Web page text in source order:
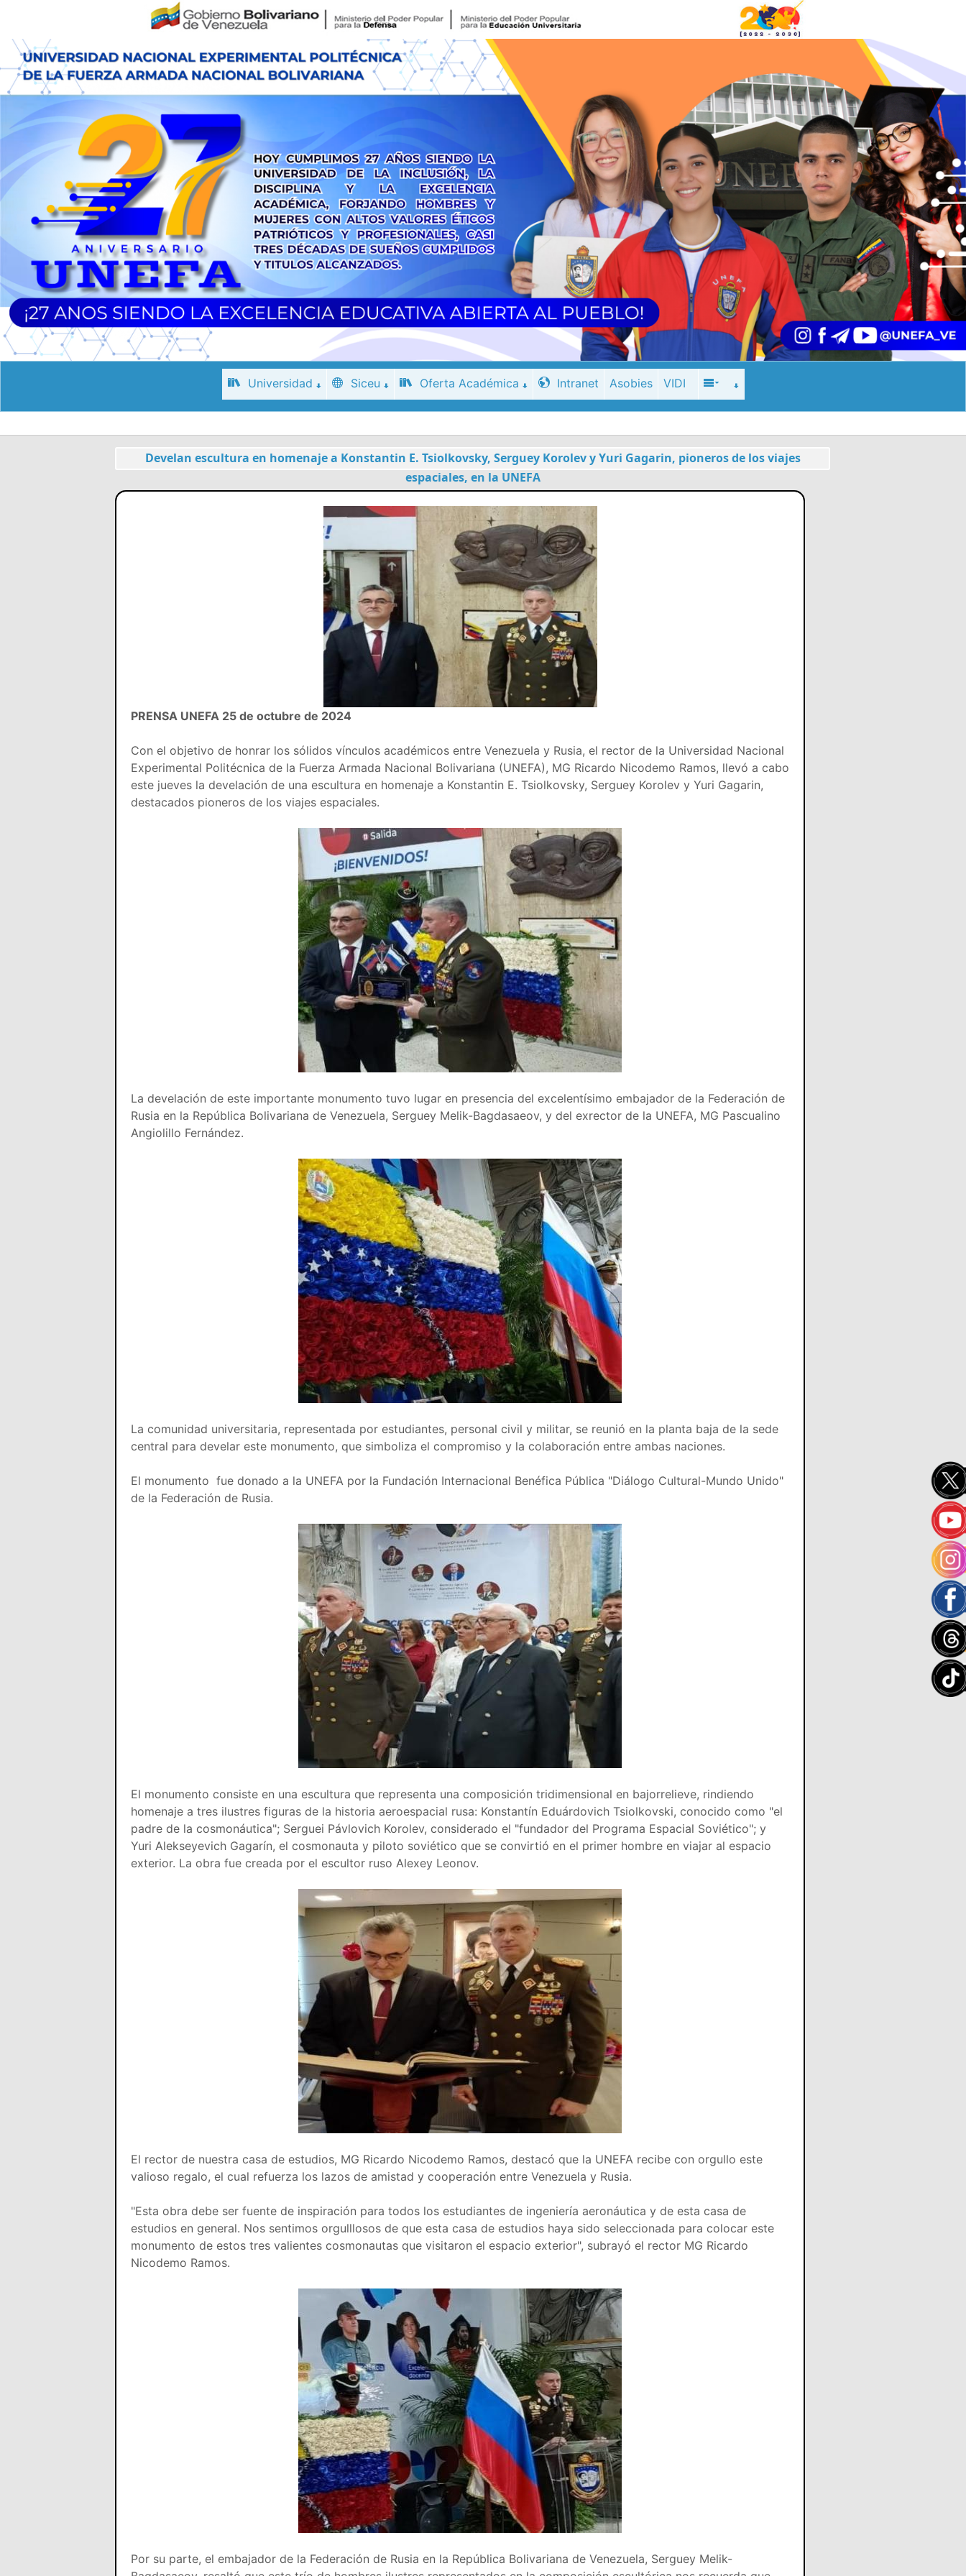
Universidad Siceu Oferta Académica Intranet Asobies VIDI
Develan escultura en homenaje a Konstantin E. Tsiolkovsky, Serguey Korolev y Yuri Gagarin, pioneros de los viajes
espaciales, en la UNEFA
PRENSA UNEFA 25 de octubre de 2024
Con el objetivo de honrar los sólidos vínculos académicos entre Venezuela y Rusia, el rector de la Universidad Nacional
Experimental Politécnica de la Fuerza Armada Nacional Bolivariana (UNEFA), MG Ricardo Nicodemo Ramos, llevó a cabo
este jueves la develación de una escultura en homenaje a Konstantin E. Tsiolkovsky, Serguey Korolev y Yuri Gagarin,
destacados pioneros de los viajes espaciales.
La develación de este importante monumento tuvo lugar en presencia del excelentísimo embajador de la Federación de
Rusia en la República Bolivariana de Venezuela, Serguey Melik-Bagdasaeov, y del exrector de la UNEFA, MG Pascualino
Angiolillo Fernández.
La comunidad universitaria, representada por estudiantes, personal civil y militar, se reunió en la planta baja de la sede
central para develar este monumento, que simboliza el compromiso y la colaboración entre ambas naciones.
El monumento fue donado a la UNEFA por la Fundación Internacional Benéfica Pública "Diálogo Cultural-Mundo Unido"
de la Federación de Rusia.
El monumento consiste en una escultura que representa una composición tridimensional en bajorrelieve, rindiendo
homenaje a tres ilustres figuras de la historia aeroespacial rusa: Konstantín Eduárdovich Tsiolkovski, conocido como "el
padre de la cosmonáutica"; Serguei Pávlovich Korolev, considerado el "fundador del Programa Espacial Soviético"; y
Yuri Alekseyevich Gagarín, el cosmonauta y piloto soviético que se convirtió en el primer hombre en viajar al espacio
exterior. La obra fue creada por el escultor ruso Alexey Leonov.
El rector de nuestra casa de estudios, MG Ricardo Nicodemo Ramos, destacó que la UNEFA recibe con orgullo este
valioso regalo, el cual refuerza los lazos de amistad y cooperación entre Venezuela y Rusia.
"Esta obra debe ser fuente de inspiración para todos los estudiantes de ingeniería aeronáutica y de esta casa de
estudios en general. Nos sentimos orgulllosos de que esta casa de estudios haya sido seleccionada para colocar este
monumento de estos tres valientes cosmonautas que visitaron el espacio exterior", subrayó el rector MG Ricardo
Nicodemo Ramos.
Por su parte, el embajador de la Federación de Rusia en la República Bolivariana de Venezuela, Serguey Melik-